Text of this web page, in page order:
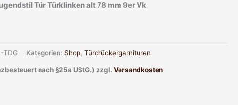
Tür Türklinken alt 78 mm 9er Vk
TDG Kategorien: Shop, Türdrückergarnituren
nach §25a UStG.) zzgl. Versandkosten